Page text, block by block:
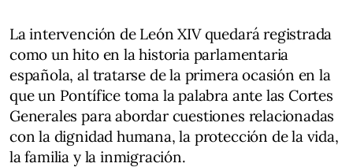
La intervención de León XIV quedará registrada
como un hito en la historia parlamentaria
española, al tratarse de la primera ocasión en la
que un Pontífice toma la palabra ante las Cortes
Generales para abordar cuestiones relacionadas
con la dignidad humana, la protección de la vida,
la familia y la inmigración.